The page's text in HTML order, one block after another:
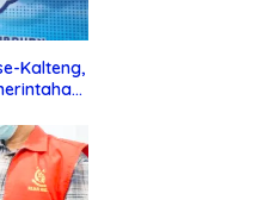
Kalteng,